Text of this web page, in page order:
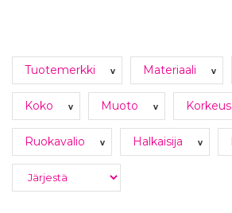
Tuotemerkki v Materiaali v
Koko v Muoto v Korkeus
Ruokavalio v Halkaisija v